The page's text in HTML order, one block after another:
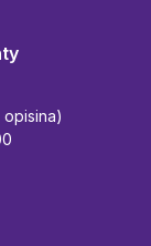
opisina)